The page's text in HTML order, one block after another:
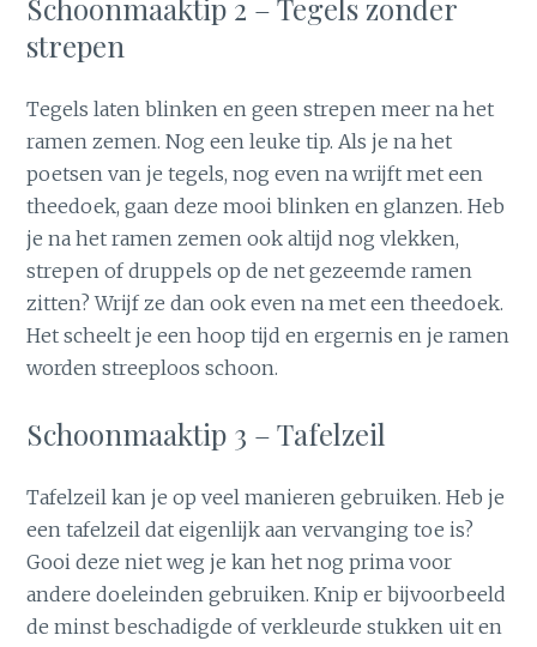
Schoonmaaktip 2 – Tegels zonder
strepen
Tegels laten blinken en geen strepen meer na het
ramen zemen. Nog een leuke tip. Als je na het
poetsen van je tegels, nog even na wrijft met een
theedoek, gaan deze mooi blinken en glanzen. Heb
je na het ramen zemen ook altijd nog vlekken,
strepen of druppels op de net gezeemde ramen
zitten? Wrijf ze dan ook even na met een theedoek.
Het scheelt je een hoop tijd en ergernis en je ramen
worden streeploos schoon.
Schoonmaaktip 3 – Tafelzeil
Tafelzeil kan je op veel manieren gebruiken. Heb je
een tafelzeil dat eigenlijk aan vervanging toe is?
Gooi deze niet weg je kan het nog prima voor
andere doeleinden gebruiken. Knip er bijvoorbeeld
de minst beschadigde of verkleurde stukken uit en